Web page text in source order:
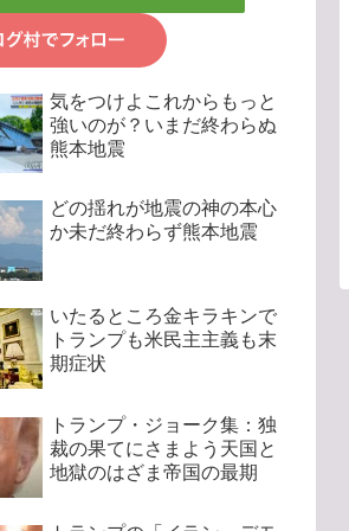
気をつけよこれからもっと
強いのが？いまだ終わらぬ
熊本地震
どの揺れが地震の神の本心
か未だ終わらず熊本地震
いたるところ金キラキンで
トランプも米民主主義も末
期症状
トランプ・ジョーク集：独
裁の果てにさまよう天国と
地獄のはざま帝国の最期